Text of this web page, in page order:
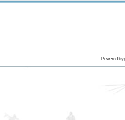
Powered by